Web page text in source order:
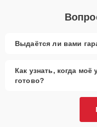
Выдаётся ли вами
Как узнать, когда моё
готово?